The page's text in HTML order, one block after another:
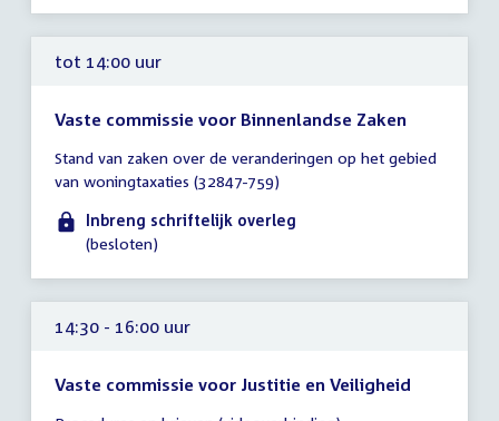
tot 14:00 uur
Vaste commissie voor Binnenlandse Zaken
vergadering
tot
14:00
uur
Stand van zaken over de veranderingen op het gebied
van woningtaxaties (32847-759)
Inbreng schriftelijk overleg
(besloten)
14:30 - 16:00 uur
Vaste commissie voor Justitie en Veiligheid